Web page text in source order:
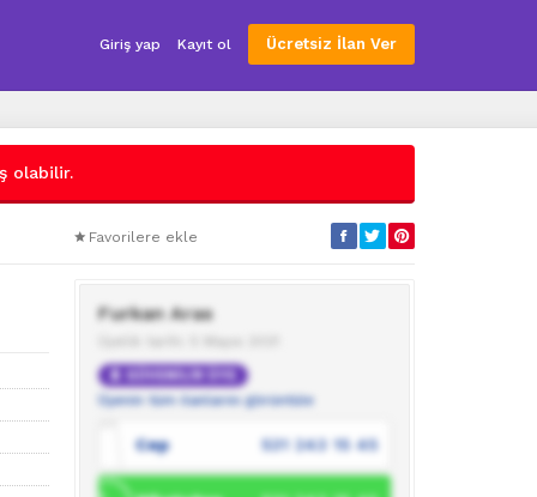
Giriş yap Kayıt ol Ücretsiz İlan Ver
olabilir.
Favorilere ekle
Furkan Aras
GÜVENİLİR ÜYE
Üyenin tüm ilanlarını görüntüle
Cep 531 243 15 45